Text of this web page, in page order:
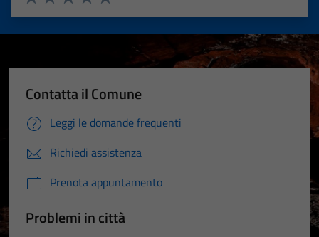
Valuta 5 stelle su 5
Valuta 4 stelle su 5
Valuta 3 stelle su 5
Valuta 2 stelle su 5
Valuta 1 stelle su 5
Contatta il Comune
Leggi le domande frequenti
Richiedi assistenza
Prenota appuntamento
Problemi in città